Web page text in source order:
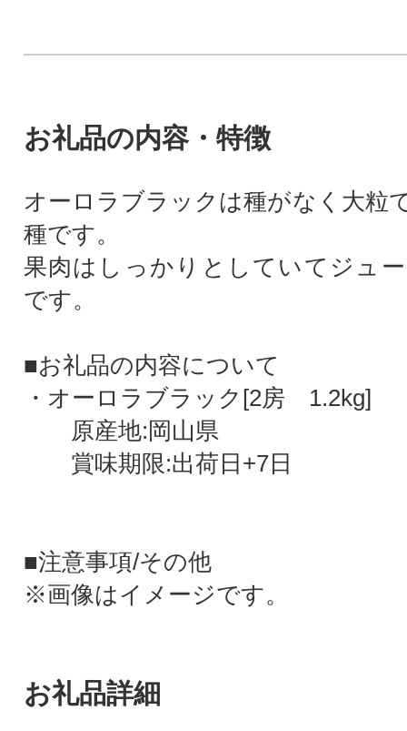
お礼品の内容・特徴
オーロラブラックは種がなく大粒
種です。
果肉はしっかりとしていてジュ
です。
■お礼品の内容について
・オーロラブラック[2房 1.2kg]
原産地:岡山県
賞味期限:出荷日+7日
■注意事項/その他
※画像はイメージです。
お礼品詳細